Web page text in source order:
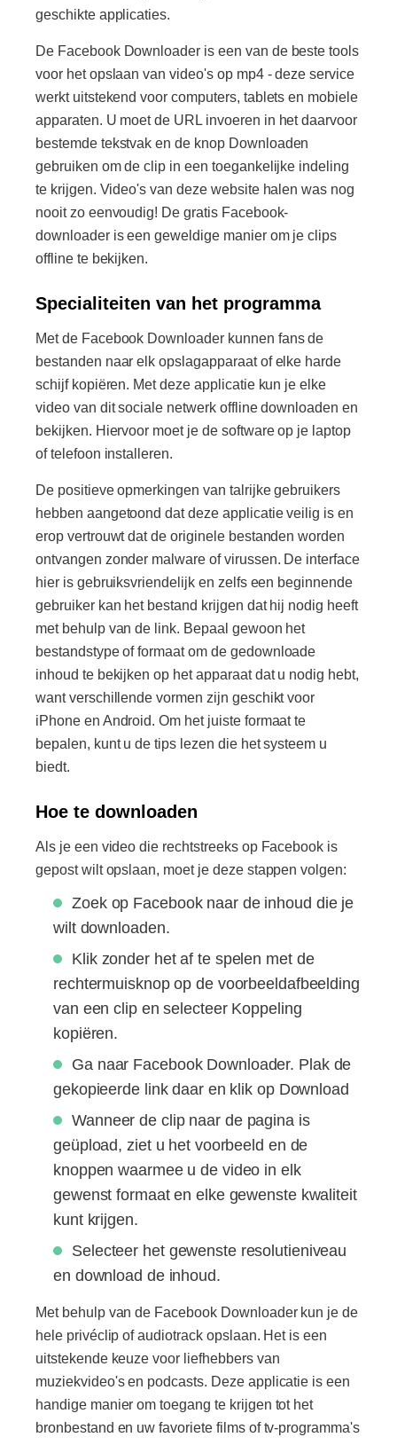
geschikte applicaties.
De Facebook Downloader is een van de beste tools
voor het opslaan van video's op mp4 - deze service
werkt uitstekend voor computers, tablets en mobiele
apparaten. U moet de URL invoeren in het daarvoor
bestemde tekstvak en de knop Downloaden
gebruiken om de clip in een toegankelijke indeling
te krijgen. Video's van deze website halen was nog
nooit zo eenvoudig! De gratis Facebook-
downloader is een geweldige manier om je clips
offline te bekijken.
Specialiteiten van het programma
Met de Facebook Downloader kunnen fans de
bestanden naar elk opslagapparaat of elke harde
schijf kopiëren. Met deze applicatie kun je elke
video van dit sociale netwerk offline downloaden en
bekijken. Hiervoor moet je de software op je laptop
of telefoon installeren.
De positieve opmerkingen van talrijke gebruikers
hebben aangetoond dat deze applicatie veilig is en
erop vertrouwt dat de originele bestanden worden
ontvangen zonder malware of virussen. De interface
hier is gebruiksvriendelijk en zelfs een beginnende
gebruiker kan het bestand krijgen dat hij nodig heeft
met behulp van de link. Bepaal gewoon het
bestandstype of formaat om de gedownloade
inhoud te bekijken op het apparaat dat u nodig hebt,
want verschillende vormen zijn geschikt voor
iPhone en Android. Om het juiste formaat te
bepalen, kunt u de tips lezen die het systeem u
biedt.
Hoe te downloaden
Als je een video die rechtstreeks op Facebook is
gepost wilt opslaan, moet je deze stappen volgen:
Zoek op Facebook naar de inhoud die je
wilt downloaden.
Klik zonder het af te spelen met de
rechtermuisknop op de voorbeeldafbeelding
van een clip en selecteer Koppeling
kopiëren.
Ga naar Facebook Downloader. Plak de
gekopieerde link daar en klik op Download
Wanneer de clip naar de pagina is
geüpload, ziet u het voorbeeld en de
knoppen waarmee u de video in elk
gewenst formaat en elke gewenste kwaliteit
kunt krijgen.
Selecteer het gewenste resolutieniveau
en download de inhoud.
Met behulp van de Facebook Downloader kun je de
hele privéclip of audiotrack opslaan. Het is een
uitstekende keuze voor liefhebbers van
muziekvideo's en podcasts. Deze applicatie is een
handige manier om toegang te krijgen tot het
bronbestand en uw favoriete films of tv-programma's